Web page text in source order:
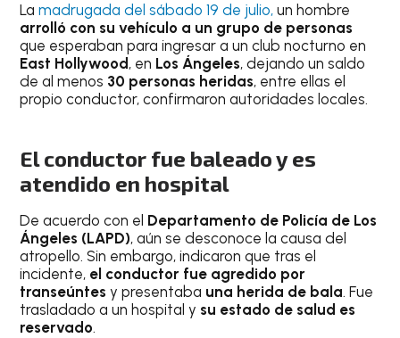
Lamadrugada del sábado 19 de julio, un hombre
arrolló con su vehículo a un grupo de personas
que esperaban para ingresar a un club nocturno en
East Hollywood , en Los Ángeles, dejando un saldo
de al menos 30 personas heridas, entre ellas el
propio conductor, confirmaron autoridades locales.
El conductor fue baleado y es
atendido en hospital
De acuerdo con el Departamento de Policía de Los
Ángeles (LAPD), aún se desconoce la causa del
atropello. Sin embargo, indicaron que tras el
incidente, el conductor fue agredido por
transeúntes y presentaba una herida de bala. Fue
trasladado a un hospital y su estado de salud es
reservado.